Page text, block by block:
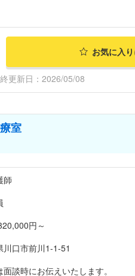
お気に入
更新日：2026/05/08
室
師
円～
川口市前川1-1-51
面談時にお伝えいたします。